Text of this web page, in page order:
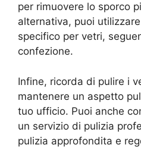
per rimuovere lo sporco
alternativa, puoi
specifico per vetri,
confezione.
Infine, ricorda di pulire i
mantenere un aspetto
tuo ufficio. Puoi anche
un servizio di pulizia
pulizia approfondita e